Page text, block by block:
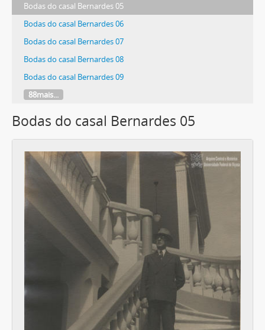
Bodas do casal Bernardes 05
Bodas do casal Bernardes 06
Bodas do casal Bernardes 07
Bodas do casal Bernardes 08
Bodas do casal Bernardes 09
88mais...
Bodas do casal Bernardes 05